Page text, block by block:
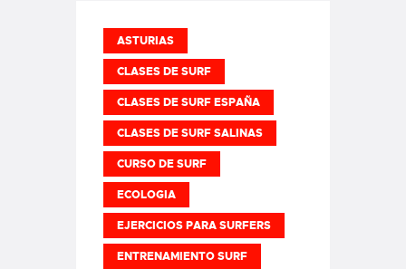
ASTURIAS
CLASES DE SURF
CLASES DE SURF ESPAÑA
CLASES DE SURF SALINAS
CURSO DE SURF
ECOLOGIA
EJERCICIOS PARA SURFERS
ENTRENAMIENTO SURF